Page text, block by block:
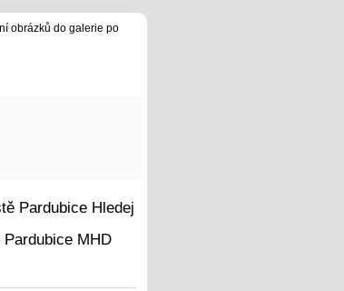
obrázků do galerie po
Hledej
MHD